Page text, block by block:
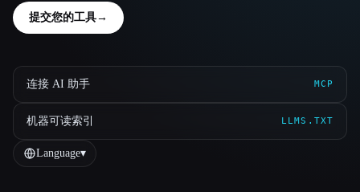
提交您的工具→
连接 AI 助手 MCP
机器可读索引 LLMS.TXT
Language▾